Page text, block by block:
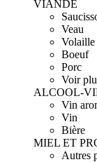
VIANDE
Veau
Volaille
Boeuf
Porc
Voir
ALCOOL-
Vin
Vin
Bière
MIEL ET
Autres